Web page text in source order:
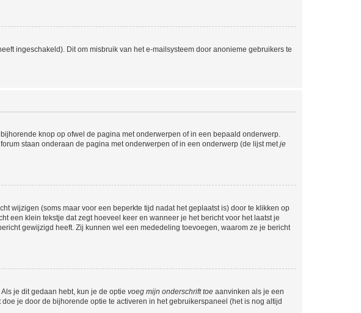
ingeschakeld). Dit om misbruik van het e-mailsysteem door anonieme gebruikers te
knop op ofwel de pagina met onderwerpen of in een bepaald onderwerp.
staan onderaan de pagina met onderwerpen of in een onderwerp (de lijst met je
wijzigen (soms maar voor een beperkte tijd nadat het geplaatst is) door te klikken op
een klein tekstje dat zegt hoeveel keer en wanneer je het bericht voor het laatst je
gewijzigd heeft. Zij kunnen wel een mededeling toevoegen, waarom ze je bericht
je dit gedaan hebt, kun je de optie voeg mijn onderschrift toe aanvinken als je een
je door de bijhorende optie te activeren in het gebruikerspaneel (het is nog altijd